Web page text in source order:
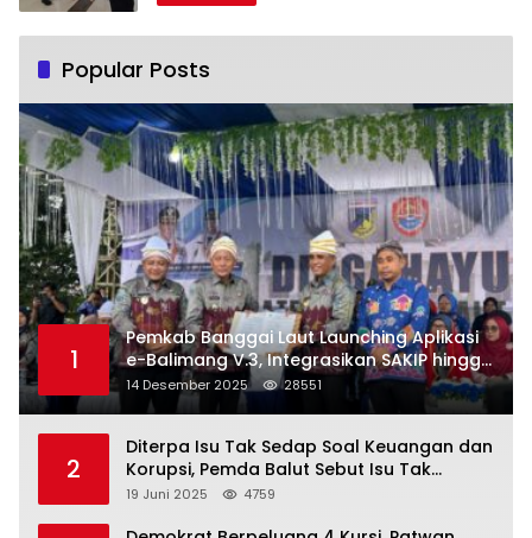
Popular Posts
1
Pemkab Banggai Laut Launching Aplikasi
e-Balimang V.3, Integrasikan SAKIP hingga
Satu Data Layanan Publik
14 Desember 2025 28551
2
Diterpa Isu Tak Sedap Soal Keuangan dan
Korupsi, Pemda Balut Sebut Isu Tak
Berdasar
19 Juni 2025 4759